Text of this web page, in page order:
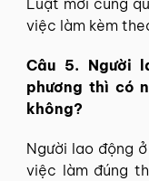
việc làm kèm
Câu 5. Người
phương thì có
không?
Người lao động
việc làm đúng